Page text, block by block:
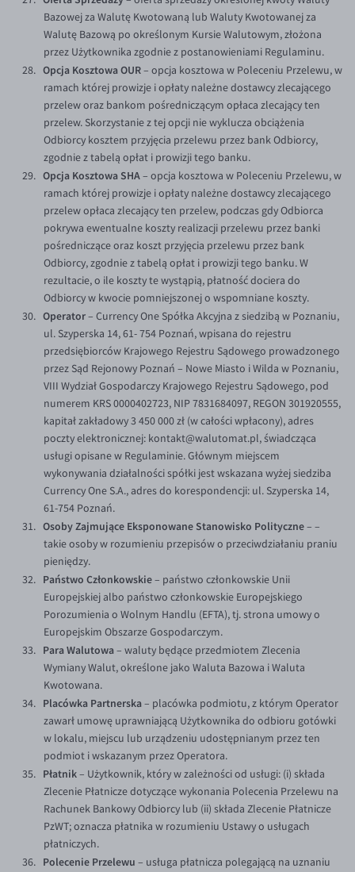
Bazowej za Walutę Kwotowaną lub Waluty Kwotowanej za
Walutę Bazową po określonym Kursie Walutowym, złożona
przez Użytkownika zgodnie z postanowieniami Regulaminu.
Opcja Kosztowa OUR– opcja kosztowa w Poleceniu Przelewu, w
ramach której prowizje i opłaty należne dostawcy zlecającego
przelew oraz bankom pośredniczącym opłaca zlecający ten
przelew. Skorzystanie z tej opcji nie wyklucza obciążenia
Odbiorcy kosztem przyjęcia przelewu przez bank Odbiorcy,
zgodnie z tabelą opłat i prowizji tego banku.
Opcja Kosztowa SHA– opcja kosztowa w Poleceniu Przelewu, w
ramach której prowizje i opłaty należne dostawcy zlecającego
przelew opłaca zlecający ten przelew, podczas gdy Odbiorca
pokrywa ewentualne koszty realizacji przelewu przez banki
pośredniczące oraz koszt przyjęcia przelewu przez bank
Odbiorcy, zgodnie z tabelą opłat i prowizji tego banku. W
rezultacie, o ile koszty te wystąpią, płatność dociera do
Odbiorcy w kwocie pomniejszonej o wspomniane koszty.
Operator– Currency One Spółka Akcyjna z siedzibą w Poznaniu,
ul. Szyperska 14, 61- 754 Poznań, wpisana do rejestru
przedsiębiorców Krajowego Rejestru Sądowego prowadzonego
przez Sąd Rejonowy Poznań – Nowe Miasto i Wilda w Poznaniu,
VIII Wydział Gospodarczy Krajowego Rejestru Sądowego, pod
numerem KRS 0000402723, NIP 7831684097, REGON 301920555,
kapitał zakładowy 3 450 000 zł (w całości wpłacony), adres
poczty elektronicznej: kontakt@walutomat.pl, świadcząca
usługi opisane w Regulaminie. Głównym miejscem
wykonywania działalności spółki jest wskazana wyżej siedziba
Currency One S.A., adres do korespondencji: ul. Szyperska 14,
61-754 Poznań.
Osoby Zajmujące Eksponowane Stanowisko Polityczne– –
takie osoby w rozumieniu przepisów o przeciwdziałaniu praniu
pieniędzy.
Państwo Członkowskie– państwo członkowskie Unii
Europejskiej albo państwo członkowskie Europejskiego
Porozumienia o Wolnym Handlu (EFTA), tj. strona umowy o
Europejskim Obszarze Gospodarczym.
Para Walutowa– waluty będące przedmiotem Zlecenia
Wymiany Walut, określone jako Waluta Bazowa i Waluta
Kwotowana.
Placówka Partnerska– placówka podmiotu, z którym Operator
zawarł umowę uprawniającą Użytkownika do odbioru gotówki
w lokalu, miejscu lub urządzeniu udostępnianym przez ten
podmiot i wskazanym przez Operatora.
Płatnik– Użytkownik, który w zależności od usługi: (i) składa
Zlecenie Płatnicze dotyczące wykonania Polecenia Przelewu na
Rachunek Bankowy Odbiorcy lub (ii) składa Zlecenie Płatnicze
PzWT; oznacza płatnika w rozumieniu Ustawy o usługach
płatniczych.
Polecenie Przelewu – usługa płatnicza polegającą na uznaniu